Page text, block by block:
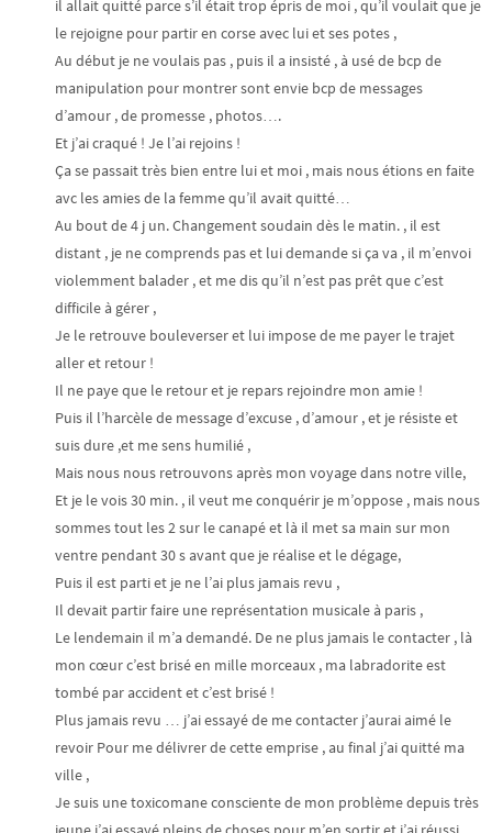
il allait quitté parce s’il était trop épris de moi , qu’il voulait que je
le rejoigne pour partir en corse avec lui et ses potes ,
Au début je ne voulais pas , puis il a insisté , à usé de bcp de
manipulation pour montrer sont envie bcp de messages
d’amour , de promesse , photos….
Et j’ai craqué ! Je l’ai rejoins !
Ça se passait très bien entre lui et moi , mais nous étions en faite
avc les amies de la femme qu’il avait quitté…
Au bout de 4 j un. Changement soudain dès le matin. , il est
distant , je ne comprends pas et lui demande si ça va , il m’envoi
violemment balader , et me dis qu’il n’est pas prêt que c’est
difficile à gérer ,
Je le retrouve bouleverser et lui impose de me payer le trajet
aller et retour !
Il ne paye que le retour et je repars rejoindre mon amie !
Puis il l’harcèle de message d’excuse , d’amour , et je résiste et
suis dure ,et me sens humilié ,
Mais nous nous retrouvons après mon voyage dans notre ville,
Et je le vois 30 min. , il veut me conquérir je m’oppose , mais nous
sommes tout les 2 sur le canapé et là il met sa main sur mon
ventre pendant 30 s avant que je réalise et le dégage,
Puis il est parti et je ne l’ai plus jamais revu ,
Il devait partir faire une représentation musicale à paris ,
Le lendemain il m’a demandé. De ne plus jamais le contacter , là
mon cœur c’est brisé en mille morceaux , ma labradorite est
tombé par accident et c’est brisé !
Plus jamais revu … j’ai essayé de me contacter j’aurai aimé le
revoir Pour me délivrer de cette emprise , au final j’ai quitté ma
ville ,
Je suis une toxicomane consciente de mon problème depuis très